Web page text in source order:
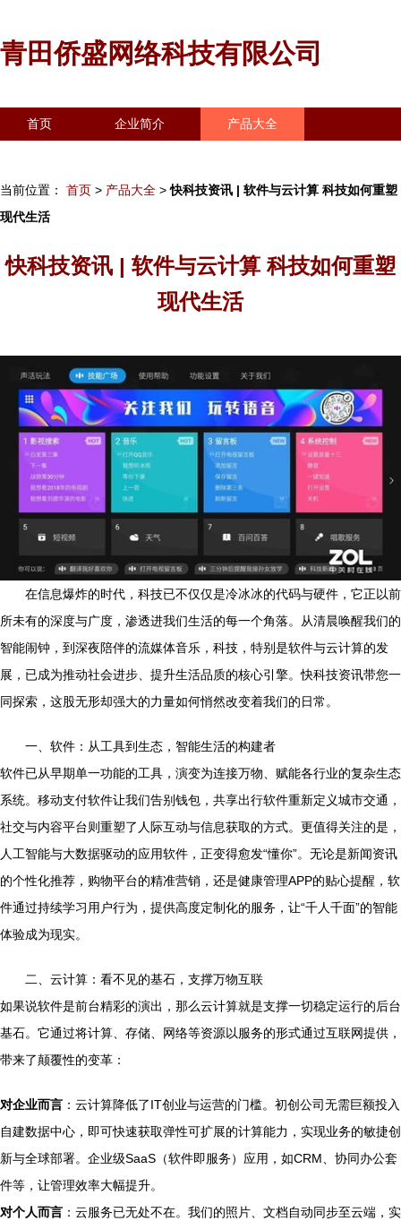
青田侨盛网络科技有限公司
首页 企业简介 产品大全
当前位置： 首页 > 产品大全 > 快科技资讯 | 软件与云计算 科技如何重塑
现代生活
快科技资讯 | 软件与云计算 科技如何重塑
现代生活
在信息爆炸的时代，科技已不仅仅是冷冰冰的代码与硬件，它正以前
所未有的深度与广度，渗透进我们生活的每一个角落。从清晨唤醒我们的
智能闹钟，到深夜陪伴的流媒体音乐，科技，特别是软件与云计算的发
展，已成为推动社会进步、提升生活品质的核心引擎。快科技资讯带您一
同探索，这股无形却强大的力量如何悄然改变着我们的日常。
一、软件：从工具到生态，智能生活的构建者
软件已从早期单一功能的工具，演变为连接万物、赋能各行业的复杂生态
系统。移动支付软件让我们告别钱包，共享出行软件重新定义城市交通，
社交与内容平台则重塑了人际互动与信息获取的方式。更值得关注的是，
人工智能与大数据驱动的应用软件，正变得愈发“懂你”。无论是新闻资讯
的个性化推荐，购物平台的精准营销，还是健康管理APP的贴心提醒，软
件通过持续学习用户行为，提供高度定制化的服务，让“千人千面”的智能
体验成为现实。
二、云计算：看不见的基石，支撑万物互联
如果说软件是前台精彩的演出，那么云计算就是支撑一切稳定运行的后台
基石。它通过将计算、存储、网络等资源以服务的形式通过互联网提供，
带来了颠覆性的变革：
对企业而言 ：云计算降低了IT创业与运营的门槛。初创公司无需巨额投入
自建数据中心，即可快速获取弹性可扩展的计算能力，实现业务的敏捷创
新与全球部署。企业级SaaS（软件即服务）应用，如CRM、协同办公套
件等，让管理效率大幅提升。
对个人而言 ：云服务已无处不在。我们的照片、文档自动同步至云端，实